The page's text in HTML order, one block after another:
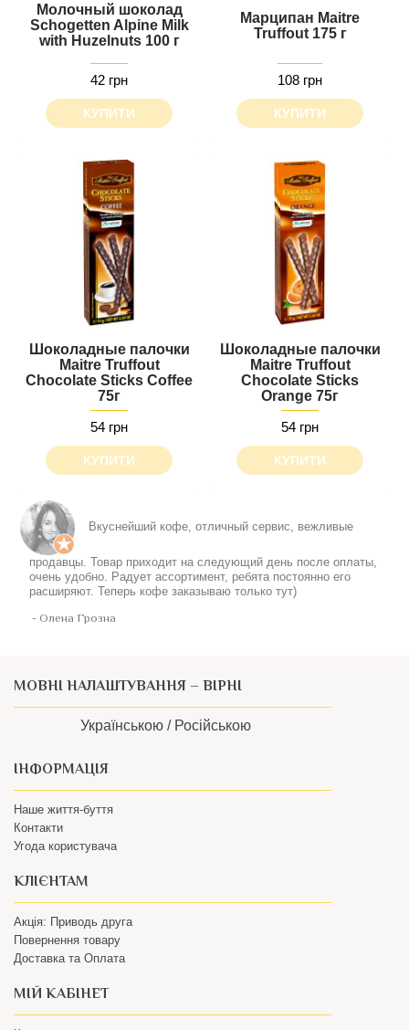
Молочный шоколад
Schogetten Alpine Milk
with Huzelnuts 100 г
42 грн
КУПИТИ
Марципан Maitre
Truffout 175 г
108 грн
КУПИТИ
Шоколадные палочки
Maitre Truffout
Chocolate Sticks Сoffee
75г
54 грн
КУПИТИ
Шоколадные палочки
Maitre Truffout
Chocolate Sticks
Orange 75г
54 грн
КУПИТИ
Все понравилось, шоколадка в подарок особенно.
Будет классно, если появится опция самовывоза
- Елена Поципух
Наше життя-буття
Угода користувача
КЛІЄНТАМ
Доставка та Оплата
МІЙ КАБІНЕТ